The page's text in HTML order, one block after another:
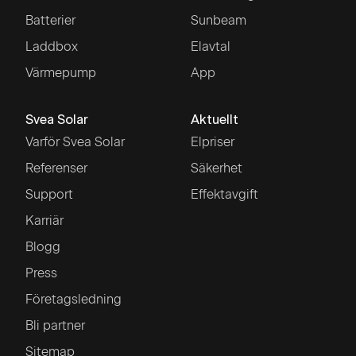
Batterier
Laddbox
Värmepump
Sunbeam
Elavtal
App
Svea Solar
Varför Svea Solar
Referenser
Support
Karriär
Blogg
Press
Företagsledning
Bli partner
Sitemap
Aktuellt
Elpriser
Säkerhet
Effektavgift